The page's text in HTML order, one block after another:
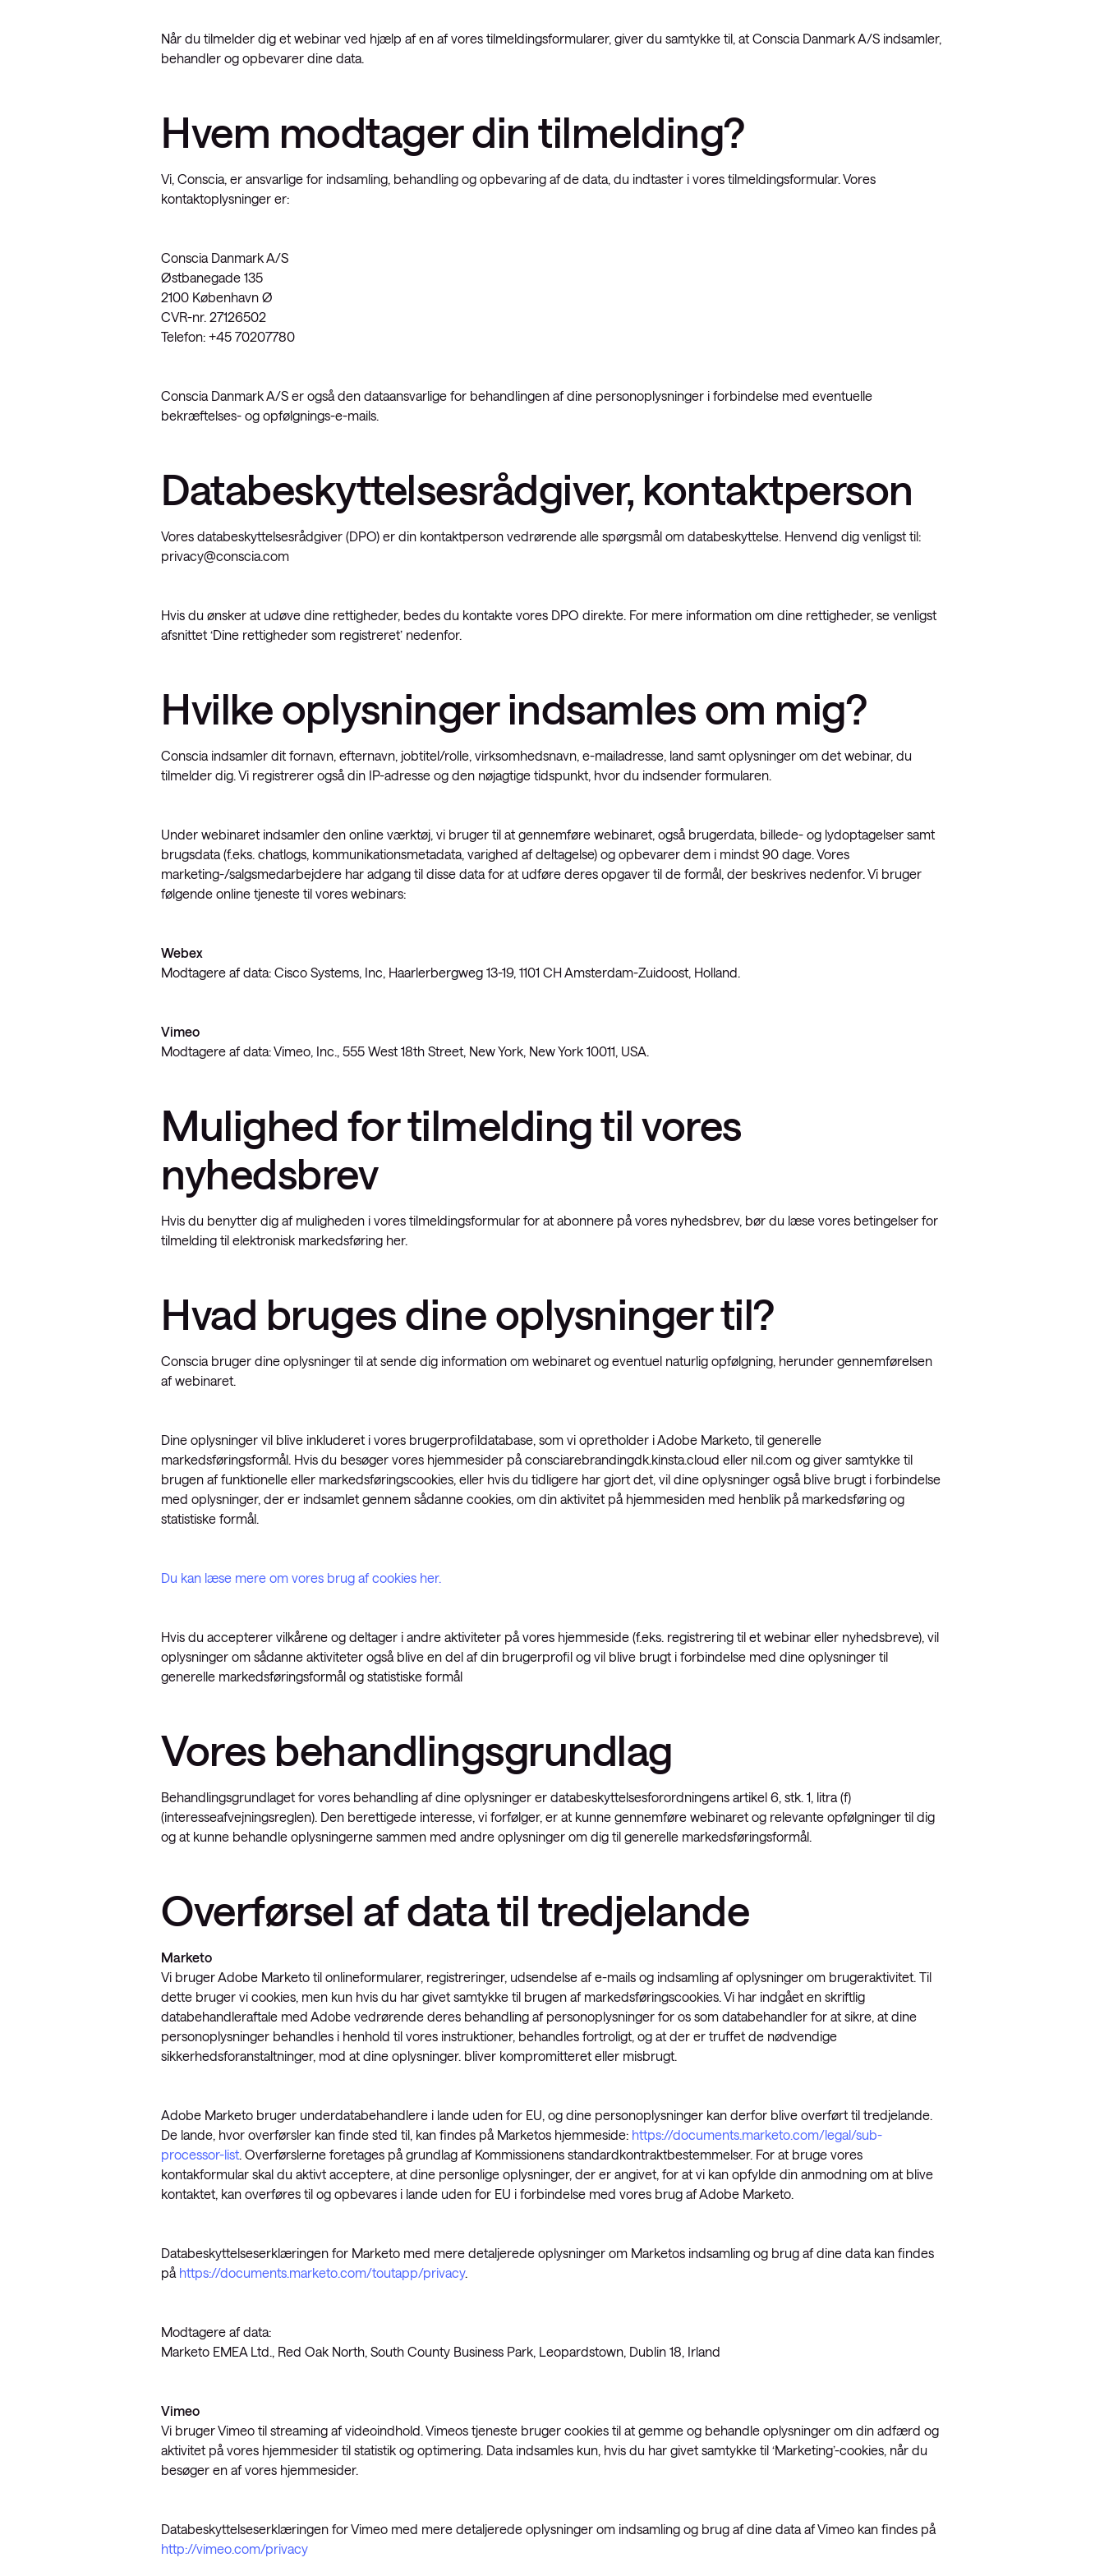
SD-WAN
Public Cloud
Når du tilmelder dig et webinar ved hjælp af en af vores tilmeldingsformularer, giver du samtykke til, at Conscia Danmark A/S indsamler,
behandler og opbevarer dine data.
Hvem modtager din tilmelding?
Vi, Conscia, er ansvarlige for indsamling, behandling og opbevaring af de data, du indtaster i vores tilmeldingsformular. Vores
kontaktoplysninger er:
Conscia Danmark A/S
Østbanegade 135
2100 København Ø
CVR-nr. 27126502
Telefon: +45 70207780
Conscia Danmark A/S er også den dataansvarlige for behandlingen af dine personoplysninger i forbindelse med eventuelle
bekræftelses- og opfølgnings-e-mails.
Databeskyttelsesrådgiver, kontaktperson
Vores databeskyttelsesrådgiver (DPO) er din kontaktperson vedrørende alle spørgsmål om databeskyttelse. Henvend dig venligst til:
privacy@conscia.com
Hvis du ønsker at udøve dine rettigheder, bedes du kontakte vores DPO direkte. For mere information om dine rettigheder, se venligst
afsnittet ‘Dine rettigheder som registreret’ nedenfor.
Hvilke oplysninger indsamles om mig?
Conscia indsamler dit fornavn, efternavn, jobtitel/rolle, virksomhedsnavn, e-mailadresse, land samt oplysninger om det webinar, du
tilmelder dig. Vi registrerer også din IP-adresse og den nøjagtige tidspunkt, hvor du indsender formularen.
Under webinaret indsamler den online værktøj, vi bruger til at gennemføre webinaret, også brugerdata, billede- og lydoptagelser samt
brugsdata (f.eks. chatlogs, kommunikationsmetadata, varighed af deltagelse) og opbevarer dem i mindst 90 dage. Vores
marketing-/salgsmedarbejdere har adgang til disse data for at udføre deres opgaver til de formål, der beskrives nedenfor. Vi bruger
følgende online tjeneste til vores webinars:
Webex
Modtagere af data: Cisco Systems, Inc, Haarlerbergweg 13-19, 1101 CH Amsterdam-Zuidoost, Holland.
Vimeo
Modtagere af data: Vimeo, Inc., 555 West 18th Street, New York, New York 10011, USA.
Mulighed for tilmelding til vores
nyhedsbrev
Hvis du benytter dig af muligheden i vores tilmeldingsformular for at abonnere på vores nyhedsbrev, bør du læse vores betingelser for
tilmelding til elektronisk markedsføring her.
Hvad bruges dine oplysninger til?
Conscia bruger dine oplysninger til at sende dig information om webinaret og eventuel naturlig opfølgning, herunder gennemførelsen
af webinaret.
Dine oplysninger vil blive inkluderet i vores brugerprofildatabase, som vi opretholder i Adobe Marketo, til generelle
markedsføringsformål. Hvis du besøger vores hjemmesider på consciarebrandingdk.kinsta.cloud eller nil.com og giver samtykke til
brugen af funktionelle eller markedsføringscookies, eller hvis du tidligere har gjort det, vil dine oplysninger også blive brugt i forbindelse
med oplysninger, der er indsamlet gennem sådanne cookies, om din aktivitet på hjemmesiden med henblik på markedsføring og
statistiske formål.
Du kan læse mere om vores brug af cookies her.
Hvis du accepterer vilkårene og deltager i andre aktiviteter på vores hjemmeside (f.eks. registrering til et webinar eller nyhedsbreve), vil
oplysninger om sådanne aktiviteter også blive en del af din brugerprofil og vil blive brugt i forbindelse med dine oplysninger til
generelle markedsføringsformål og statistiske formål
Vores behandlingsgrundlag
Behandlingsgrundlaget for vores behandling af dine oplysninger er databeskyttelsesforordningens artikel 6, stk. 1, litra (f)
(interesseafvejningsreglen). Den berettigede interesse, vi forfølger, er at kunne gennemføre webinaret og relevante opfølgninger til dig
og at kunne behandle oplysningerne sammen med andre oplysninger om dig til generelle markedsføringsformål.
Overførsel af data til tredjelande
Marketo
Vi bruger Adobe Marketo til onlineformularer, registreringer, udsendelse af e-mails og indsamling af oplysninger om brugeraktivitet. Til
dette bruger vi cookies, men kun hvis du har givet samtykke til brugen af markedsføringscookies. Vi har indgået en skriftlig
databehandleraftale med Adobe vedrørende deres behandling af personoplysninger for os som databehandler for at sikre, at dine
personoplysninger behandles i henhold til vores instruktioner, behandles fortroligt, og at der er truffet de nødvendige
sikkerhedsforanstaltninger, mod at dine oplysninger. bliver kompromitteret eller misbrugt.
Adobe Marketo bruger underdatabehandlere i lande uden for EU, og dine personoplysninger kan derfor blive overført til tredjelande.
De lande, hvor overførsler kan finde sted til, kan findes på Marketos hjemmeside: https://documents.marketo.com/legal/sub-
processor-list. Overførslerne foretages på grundlag af Kommissionens standardkontraktbestemmelser. For at bruge vores
kontakformular skal du aktivt acceptere, at dine personlige oplysninger, der er angivet, for at vi kan opfylde din anmodning om at blive
kontaktet, kan overføres til og opbevares i lande uden for EU i forbindelse med vores brug af Adobe Marketo.
Databeskyttelseserklæringen for Marketo med mere detaljerede oplysninger om Marketos indsamling og brug af dine data kan findes
på https://documents.marketo.com/toutapp/privacy.
Modtagere af data:
Marketo EMEA Ltd., Red Oak North, South County Business Park, Leopardstown, Dublin 18, Irland
Vimeo
Vi bruger Vimeo til streaming af videoindhold. Vimeos tjeneste bruger cookies til at gemme og behandle oplysninger om din adfærd og
aktivitet på vores hjemmesider til statistik og optimering. Data indsamles kun, hvis du har givet samtykke til ‘Marketing’-cookies, når du
besøger en af vores hjemmesider.
Databeskyttelseserklæringen for Vimeo med mere detaljerede oplysninger om indsamling og brug af dine data af Vimeo kan findes på
http://vimeo.com/privacy